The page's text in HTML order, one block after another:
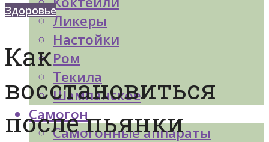
Ликеры
Настойки
Ром
Текила
Шампанское
Самогон
Самогонные аппараты
Здоровье
Как
восстановиться
после пьянки